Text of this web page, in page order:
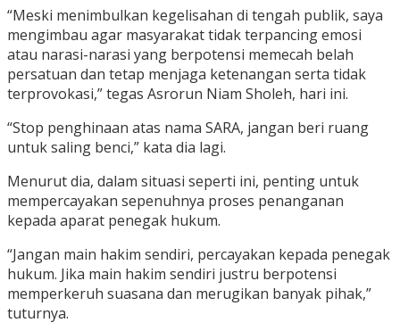
“Meski menimbulkan kegelisahan di tengah publik, saya
mengimbau agar masyarakat tidak terpancing emosi
atau narasi-narasi yang berpotensi memecah belah
persatuan dan tetap menjaga ketenangan serta tidak
terprovokasi,” tegas Asrorun Niam Sholeh, hari ini.
“Stop penghinaan atas nama SARA, jangan beri ruang
untuk saling benci,” kata dia lagi.
Menurut dia, dalam situasi seperti ini, penting untuk
mempercayakan sepenuhnya proses penanganan
kepada aparat penegak hukum.
“Jangan main hakim sendiri, percayakan kepada penegak
hukum. Jika main hakim sendiri justru berpotensi
memperkeruh suasana dan merugikan banyak pihak,”
tuturnya.